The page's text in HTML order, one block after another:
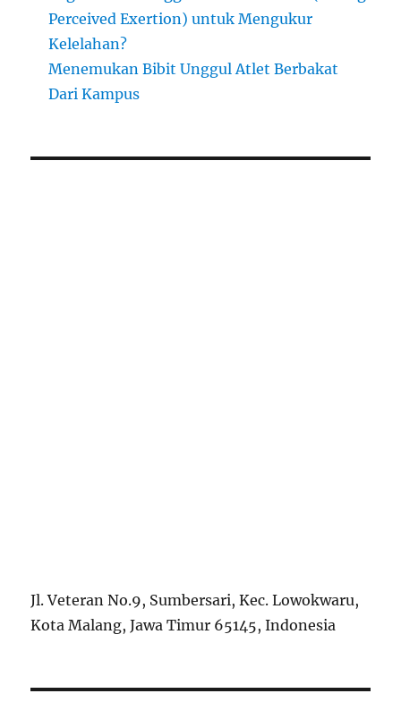
Perceived Exertion) untuk Mengukur
Kelelahan?
Menemukan Bibit Unggul Atlet Berbakat
Dari Kampus
Jl. Veteran No.9, Sumbersari, Kec. Lowokwaru,
Kota Malang, Jawa Timur 65145, Indonesia